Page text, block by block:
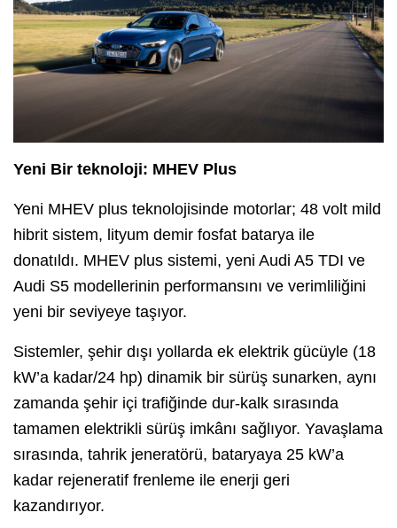
Yeni Bir teknoloji: MHEV Plus
Yeni MHEV plus teknolojisinde motorlar; 48 volt mild
hibrit sistem, lityum demir fosfat batarya ile
donatıldı. MHEV plus sistemi, yeni Audi A5 TDI ve
Audi S5 modellerinin performansını ve verimliliğini
yeni bir seviyeye taşıyor.
Sistemler, şehir dışı yollarda ek elektrik gücüyle (18
kW’a kadar/24 hp) dinamik bir sürüş sunarken, aynı
zamanda şehir içi trafiğinde dur-kalk sırasında
tamamen elektrikli sürüş imkânı sağlıyor. Yavaşlama
sırasında, tahrik jeneratörü, bataryaya 25 kW’a
kadar rejeneratif frenleme ile enerji geri
kazandırıyor.